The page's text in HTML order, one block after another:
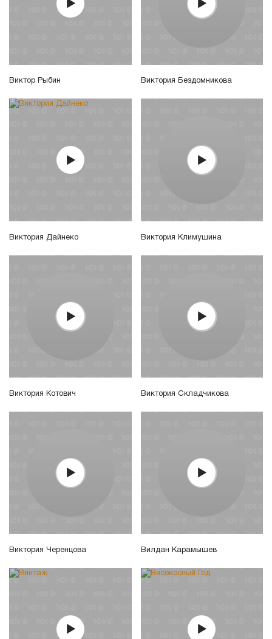
Виктор Рыбин Виктория Бездомникова
Виктория Дайнеко Виктория Климушина
Виктория Котович Виктория Складчикова
Виктория Черенцова Вилдан Карамышев